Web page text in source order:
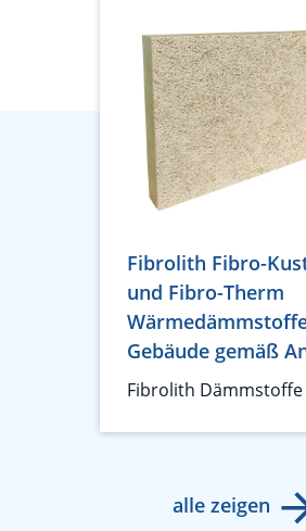
Fibrolith Fibro-
und Fibro-Therm
Gebäude gemäß
Fibrolith Dämmstoffe
alle zeigen